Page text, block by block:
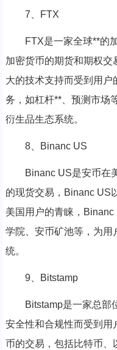
7、FTX
FTX是一家全球**的
加密货币的期货和期权
大的技术支持而受到用户
务，如杠杆**、预测市场
衍生品生态系统。
8、Binanc US
Binanc US是安币在
的现货交易，Binanc US
美国用户的青睐，
学院、安币矿池等，为用
统。
9、Bitstamp
Bitstamp是一家总部
安全性和合规性而受到用
币的交易，包括比特币、